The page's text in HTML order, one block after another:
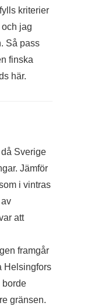
kriterier
jag
Så pass
finska
här.
Sverige
Jämför
i vintras
att
framgår
Helsingfors
borde
gränsen.